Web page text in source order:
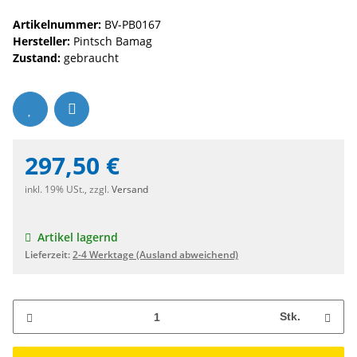
Artikelnummer: BV-PB0167
Hersteller: Pintsch Bamag
Zustand: gebraucht
297,50 €
inkl. 19% USt., zzgl. Versand
Artikel lagernd
Lieferzeit:2-4 Werktage(Ausland abweichend)
Stk.